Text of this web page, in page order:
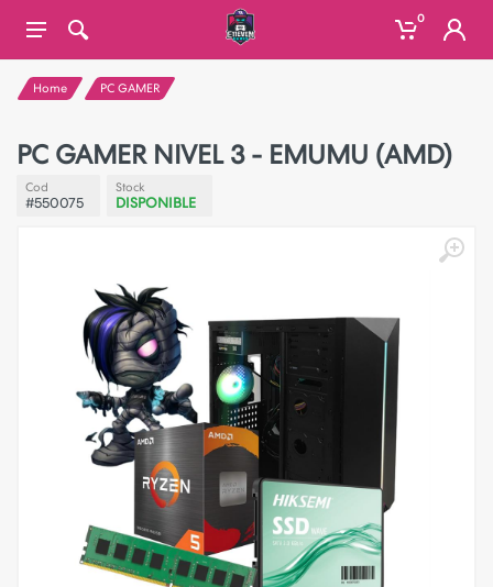
0
Home PC GAMER
PC GAMER NIVEL 3 - EMUMU (AMD)
Cod
#550075
Stock
DISPONIBLE